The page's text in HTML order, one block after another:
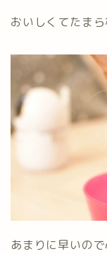
おいしくてたま
あまりに早いの